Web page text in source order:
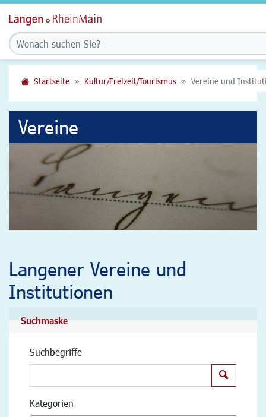
Startseite Kultur/Freizeit/Tourismus Vereine und
Vereine
Langener Vereine und
Institutionen
Suchmaske
Suchbegriffe
Kategorien